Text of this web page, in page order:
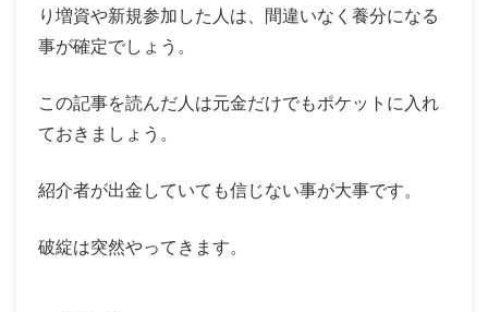
り増資や新規参加した人は、間違いなく養分になる
事が確定でしょう。
この記事を読んだ人は元金だけでもポケットに入れ
ておきましょう。
紹介者が出金していても信じない事が大事です。
破綻は突然やってきます。